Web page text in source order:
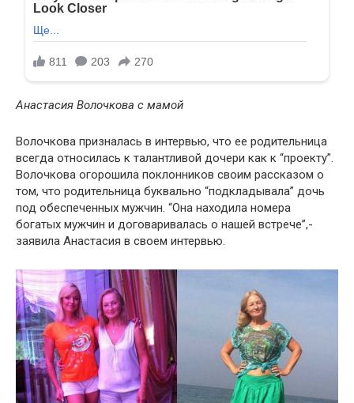
Анастасия Волочкова с мамой
Волочкова призналась в интервью, что ее родительница
всегда относилась к талантливой дочери как к “проекту”.
Волочкова огорошила поклонников своим рассказом о
том, что родительница буквально “подкладывала” дочь
под обеспеченных мужчин. “Она находила номера
богатых мужчин и договаривалась о нашей встрече”,-
заявила Анастасия в своем интервью.